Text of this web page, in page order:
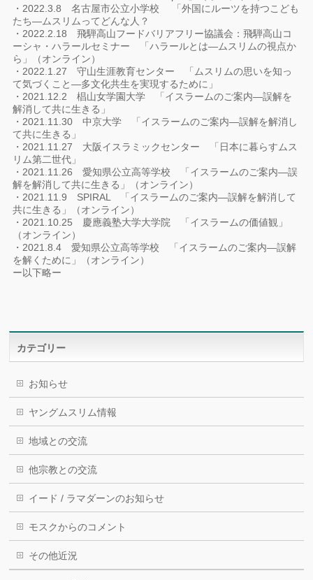
・2022.3.8 名古屋市公立小学校 「外国にルーツを持つこども
たち―ムスリムってどんな人？
・2022.2.18 飛騨高山フードバリアフリー協議会：飛騨高山コ
ーシャ・ハラールセミナー 「ハラールとは―ムスリムの視点か
ら」（オンライン）
・2022.1.27 守山生涯教育センター 「ムスリムの思いを知っ
て気づくこと―多文化共生を実現するために」
・2021.12.2 椙山女学園大学 「イスラームのご案内―誤解を
解消して共に生きる」
・2021.11.30 中京大学 「イスラームのご案内―誤解を解消し
て共に生きる」
・2021.11.27 大阪イスラミックセンター 「日本に暮らすムス
リム第二世代」
・2021.11.26 愛知県公立高等学校 「イスラームのご案内―誤
解を解消して共に生きる」（オンライン）
・2021.11.9 SPIRAL 「イスラームのご案内―誤解を解消して
共に生きる」（オンライン）
・2021.10.25 慶應義塾大学大学院 「イスラームの価値観」
（オンライン）
・2021.8.4 愛知県公立高等学校 「イスラームのご案内―誤解
を解くために」（オンライン）
ー以下略ー
カテゴリー
お知らせ
ヤングムスリム情報
地域との交流
他宗教との交流
イード / ラマダーンのお知らせ
モスクからのコメント
その他近況